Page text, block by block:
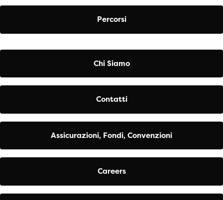
Percorsi
Chi Siamo
Contatti
Assicurazioni, Fondi, Convenzioni
Careers